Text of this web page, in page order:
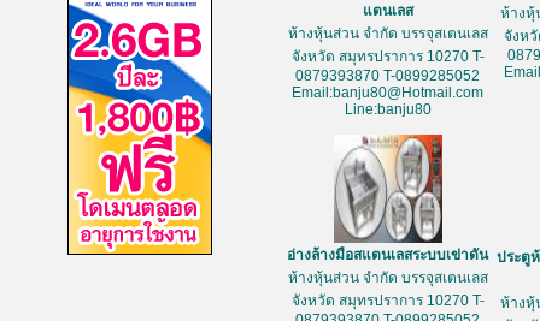
แตนเลส
ห้างหุ้นส่วน จำกัด บรรจุสเตนเลส
จังหวัด สมุทรปราการ 10270 T-
0879393870 T-0899285052
Email:banju80@Hotmail.com
Line:banju80
ห้างหุ้
จังห
อ่างล้างมือสแตนเลสระบบเข่าดัน
ห้างหุ้นส่วน จำกัด บรรจุสเตนเลส
จังหวัด สมุทรปราการ 10270 T-
ประตู
ห้างหุ้